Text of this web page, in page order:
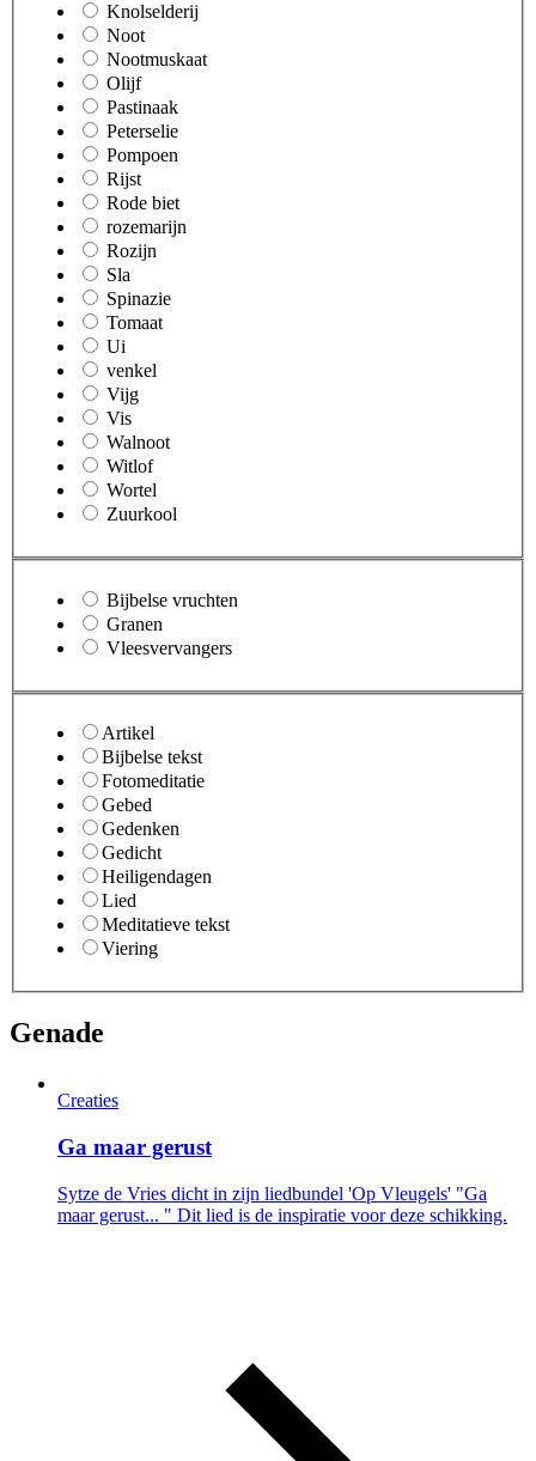
Knolselderij
Noot
Nootmuskaat
Olijf
Pastinaak
Peterselie
Pompoen
Rijst
Rode biet
rozemarijn
Rozijn
Sla
Spinazie
Tomaat
Ui
venkel
Vijg
Vis
Walnoot
Witlof
Wortel
Zuurkool
Bijbelse vruchten
Granen
Vleesvervangers
Artikel
Bijbelse tekst
Fotomeditatie
Gebed
Gedenken
Gedicht
Heiligendagen
Lied
Meditatieve tekst
Viering
Genade
Creaties
Ga maar gerust
Sytze de Vries dicht in zijn liedbundel 'Op Vleugels' "Ga
maar gerust... " Dit lied is de inspiratie voor deze schikking.